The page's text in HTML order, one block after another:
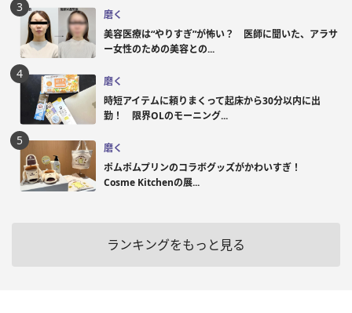
磨く
美容医療は“やりすぎ”が怖い？ 医師に聞いた、アラサ
ー女性のための美容との...
磨く
時短アイテムに頼りまくって起床から30分以内に出
勤！ 限界OLのモーニング...
磨く
ポムポムプリンのコラボグッズがかわいすぎ！
Cosme Kitchenの展...
ランキングをもっと見る